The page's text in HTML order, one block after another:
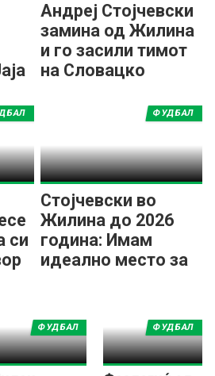
Андреј Стојчевски
замина од Жилина
и го засили тимот
на Словацко
си
Стојчевски во
Жилина до 2026
година: Имам
идеално место за
ФУДБАЛ
ФУДБАЛ ФУДБАЛ